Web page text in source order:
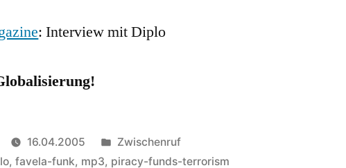
: Interview mit Diplo
16.04.2005
Veröffentlicht
in
Zwischenruf
,favela-funk, mp3, piracy-funds-terrorism